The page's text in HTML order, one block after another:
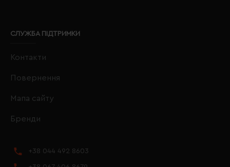
СЛУЖБА ПІДТРИМКИ
Контакти
Повернення
Мапа сайту
Бренди
+38 044 492 8603